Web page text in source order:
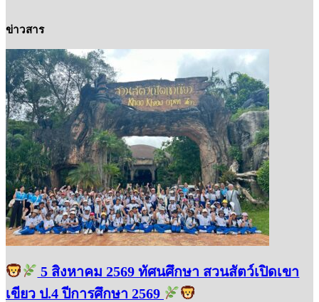
ข่าวสาร
5 สิงหาคม 2569 ทัศนศึกษา สวนสัตว์เปิดเขา
เขียว ป.4 ปีการศึกษา 2569